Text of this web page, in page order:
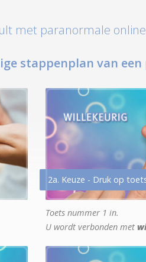
met paranormale
stappenplan van
2a. Keuze - Druk op
Toets nummer 1 in.
U wordt verbonden met